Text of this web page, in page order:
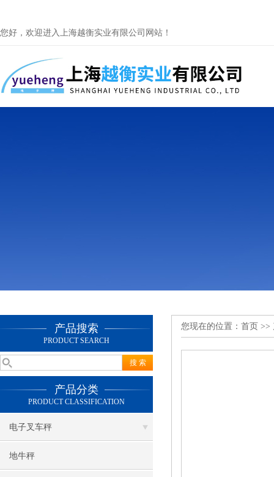
您好，欢迎进入上海越衡实业有限公司网站！
产品搜索
PRODUCT SEARCH
产品分类
PRODUCT CLASSIFICATION
电子叉车秤
地牛秤
您现在的位置： 首页 >>